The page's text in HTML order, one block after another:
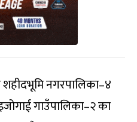
नगरपालिका–४
गाउँपालिका–२ का